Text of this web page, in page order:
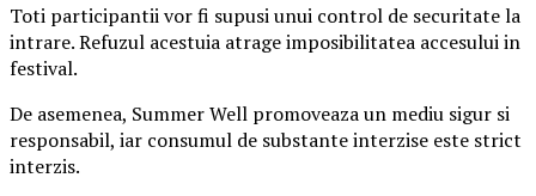
Toti participantii vor fi supusi unui control de securitate la
intrare. Refuzul acestuia atrage imposibilitatea accesului in
festival.
De asemenea, Summer Well promoveaza un mediu sigur si
responsabil, iar consumul de substante interzise este strict
interzis.